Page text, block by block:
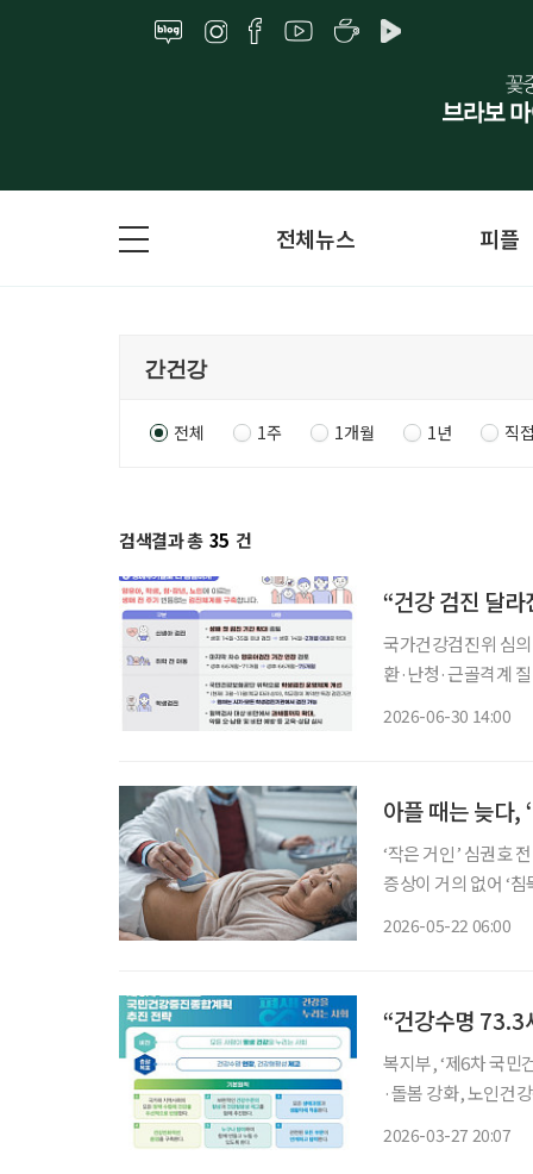
전체뉴스 피플
전체 1주 1개월 1년 직
검색결과 총 35 건
“건강 검진 달
국가건강검진위 심
환·난청·근골격계 질환 등 유병률
2026-06-30 14:00
아플 때는 늦다,
‘작은 거인’ 심권호
증상이 거의 없어 ‘
2026-05-22 06:00
“건강수명 73.3
복지부, ‘제6차 국민
·돌봄 강화, 노인건강
2026-03-27 20:07